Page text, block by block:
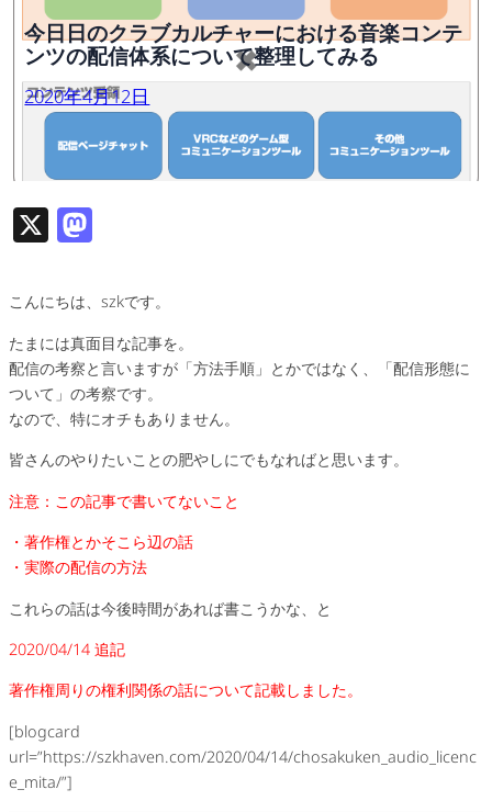
今日日のクラブカルチャーにおける音楽コンテ
ンツの配信体系について整理してみる
2020年4月12日
X
to
d
o
n
こんにちは、szkです。
たまには真面目な記事を。
配信の考察と言いますが「方法手順」とかではなく、「配信形態に
ついて」の考察です。
なので、特にオチもありません。
皆さんのやりたいことの肥やしにでもなればと思います。
注意：この記事で書いてないこと
・著作権とかそこら辺の話
・実際の配信の方法
これらの話は今後時間があれば書こうかな、と
2020/04/14 追記
著作権周りの権利関係の話について記載しました。
[blogcard
url=”https://szkhaven.com/2020/04/14/chosakuken_audio_licenc
e_mita/”]